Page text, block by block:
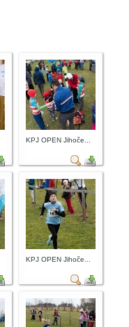
KPJ OPEN Jihoče...
KPJ OPEN Jihoče...